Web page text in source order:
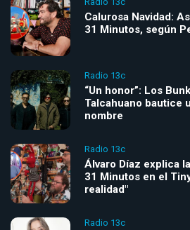
Calurosa Navidad:
31 Minutos, según
Radio 13c
“Un honor”: Los
Talcahuano bautice
nombre
Radio 13c
Álvaro Díaz explica
31 Minutos en el
realidad"
Radio 13c